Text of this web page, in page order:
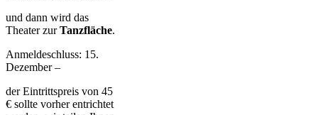
und dann wird das
Theater zurTanzfläche.
Anmeldeschluss: 15.
Dezember –
der Eintrittspreis von 45
€ sollte vorher entrichtet